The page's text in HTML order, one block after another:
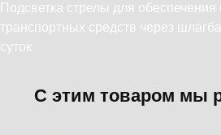
Подсветка стрелы для обеспечения
транспортных средств через
суток
С этим товаром мы